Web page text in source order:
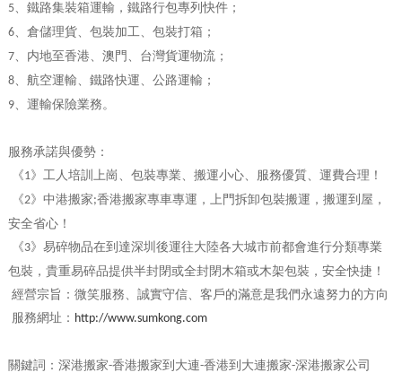
5、鐵路集裝箱運輸，鐵路行包專列快件；
6、倉儲理貨、包裝加工、包裝打箱；
7、内地至香港、澳門、台灣貨運物流；
8、航空運輸、鐵路快運、公路運輸；
9、運輸保險業務。
服務承諾與優勢：
《1》工人培訓上崗、包裝專業、搬運小心、服務優質、運費合理！
《2》中港搬家;香港搬家專車專運，上門拆卸包裝搬運，搬運到屋，
安全省心！
《3》易碎物品在到達深圳後運往大陸各大城市前都會進行分類專業
包裝，貴重易碎品提供半封閉或全封閉木箱或木架包裝，安全快捷！
經營宗旨：微笑服務、誠實守信、客戶的滿意是我們永遠努力的方向
服務網址： http://www.sumkong.com
關鍵詞：深港搬家-香港搬家到大連-香港到大連搬家-深港搬家公司